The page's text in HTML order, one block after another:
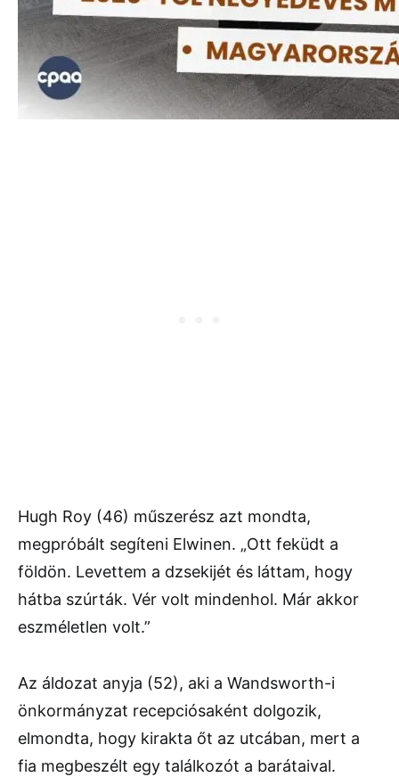
Hugh Roy (46) műszerész azt mondta,
megpróbált segíteni Elwinen. „Ott feküdt a
földön. Levettem a dzsekijét és láttam, hogy
hátba szúrták. Vér volt mindenhol. Már akkor
eszméletlen volt.”
Az áldozat anyja (52), aki a Wandsworth-i
önkormányzat recepciósaként dolgozik,
elmondta, hogy kirakta őt az utcában, mert a
fia megbeszélt egy találkozót a barátaival.